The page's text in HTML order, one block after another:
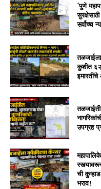
‘पुणे
सर्वोच्च
कुशीत ६२
उपग्रह
ची
भराव!